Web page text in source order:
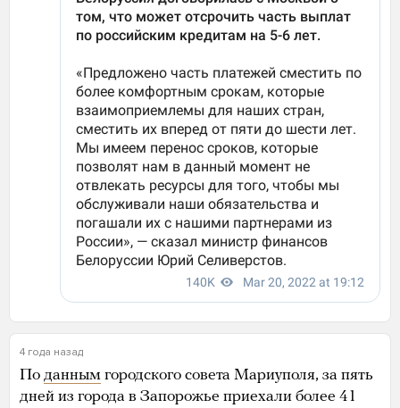
4 года назад
По данным городского совета Мариуполя, за пять
дней из города в Запорожье приехали более 41